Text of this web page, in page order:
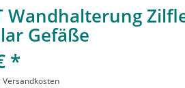
Wandhalterung
Gefäße
*
Versandkosten